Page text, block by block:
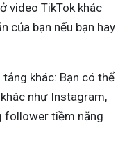
video TikTok khác
của bạn nếu bạn hay
khác: Bạn có thể
như Instagram,
follower tiềm năng